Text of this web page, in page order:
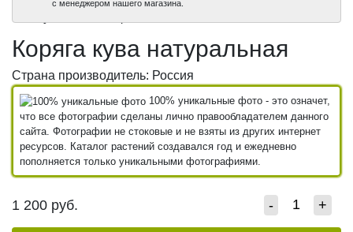
100%
с менеджером нашего магазина.
Коряга кува натуральная
Страна производитель: Россия
100% уникальные фото - это означет,
что все фотографии сделаны лично правообладателем данного
сайта. Фотографии не стоковые и не взяты из других интернет
ресурсов. Каталог растений создавался год и ежедневно
пополняется только уникальными фотографиями.
1 200 руб. - +